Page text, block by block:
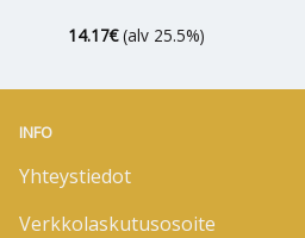
14.17€ (alv 25.5%)
INFO
Yhteystiedot
Verkkolaskutusosoite